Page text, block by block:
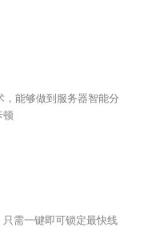
能够做到服务器智能分
顿
需一键即可锁定最快线